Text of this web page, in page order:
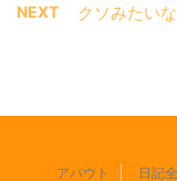
NEXT クソみたい
アバウト 日記